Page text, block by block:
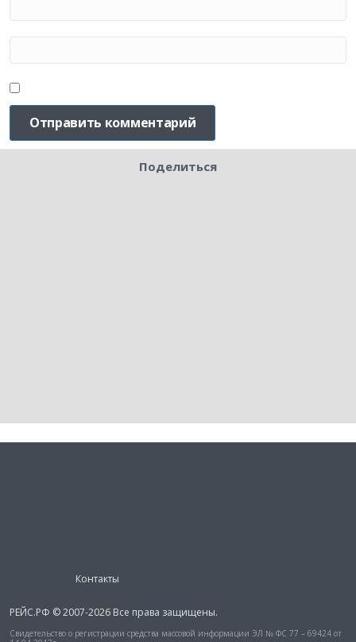
Поделиться
Контакты
РЕЙС.РФ © 2007-2026 Все права защищены.
Свидетельство о регистрации средства массовой информации ЭЛ № ФС 77 – 69424 от